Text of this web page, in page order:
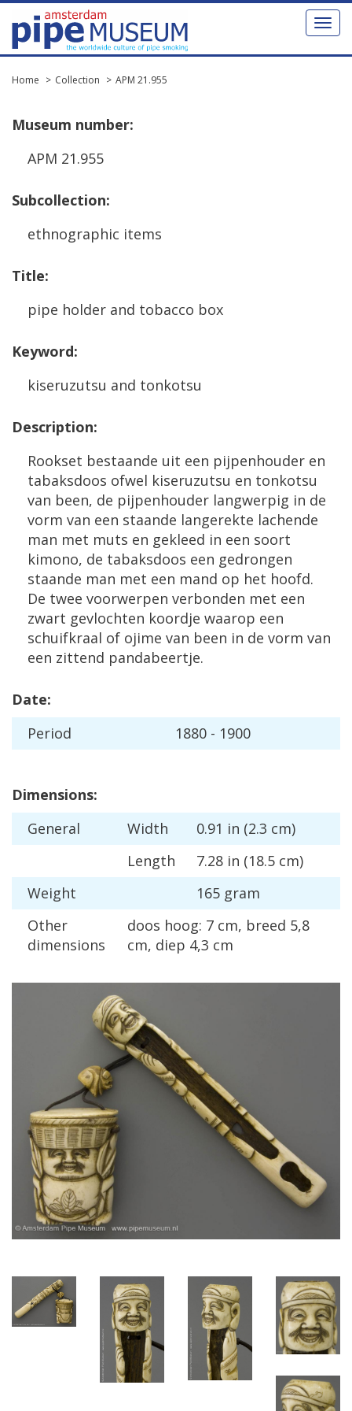
Toggle
Home Collection APM 21.955
Museum number:
APM 21.955
Subcollection:
ethnographic items
Title:
pipe holder and tobacco box
Keyword:
kiseruzutsu and tonkotsu
Description:
Rookset bestaande uit een pijpenhouder en
tabaksdoos ofwel kiseruzutsu en tonkotsu
van been, de pijpenhouder langwerpig in de
vorm van een staande langerekte lachende
man met muts en gekleed in een soort
kimono, de tabaksdoos een gedrongen
staande man met een mand op het hoofd.
De twee voorwerpen verbonden met een
zwart gevlochten koordje waarop een
schuifkraal of ojime van been in de vorm van
een zittend pandabeertje.
Date:
Period
1880 - 1900
Dimensions:
General
Width 0.91 in (2.3 cm)
Length
7.28 in (18.5 cm)
Weight
165 gram
Other
dimensions
doos hoog: 7 cm, breed 5,8
cm, diep 4,3 cm